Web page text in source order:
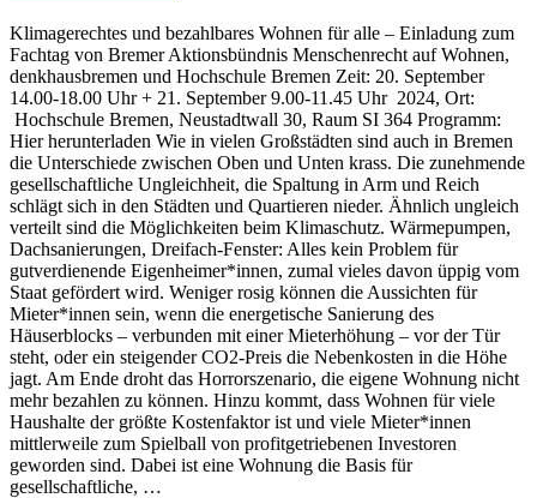
Klimagerechtes und bezahlbares Wohnen für alle – Einladung zum
Fachtag von Bremer Aktionsbündnis Menschenrecht auf Wohnen,
denkhausbremen und Hochschule Bremen Zeit: 20. September
14.00-18.00 Uhr + 21. September 9.00-11.45 Uhr 2024, Ort:
Hochschule Bremen, Neustadtwall 30, Raum SI 364 Programm:
Hier herunterladen Wie in vielen Großstädten sind auch in Bremen
die Unterschiede zwischen Oben und Unten krass. Die zunehmende
gesellschaftliche Ungleichheit, die Spaltung in Arm und Reich
schlägt sich in den Städten und Quartieren nieder. Ähnlich ungleich
verteilt sind die Möglichkeiten beim Klimaschutz. Wärmepumpen,
Dachsanierungen, Dreifach-Fenster: Alles kein Problem für
gutverdienende Eigenheimer*innen, zumal vieles davon üppig vom
Staat gefördert wird. Weniger rosig können die Aussichten für
Mieter*innen sein, wenn die energetische Sanierung des
Häuserblocks – verbunden mit einer Mieterhöhung – vor der Tür
steht, oder ein steigender CO2-Preis die Nebenkosten in die Höhe
jagt. Am Ende droht das Horrorszenario, die eigene Wohnung nicht
mehr bezahlen zu können. Hinzu kommt, dass Wohnen für viele
Haushalte der größte Kostenfaktor ist und viele Mieter*innen
mittlerweile zum Spielball von profitgetriebenen Investoren
geworden sind. Dabei ist eine Wohnung die Basis für
gesellschaftliche, …